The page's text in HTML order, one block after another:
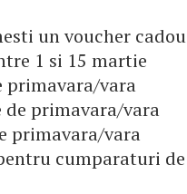
un voucher cadou
1 si 15 martie
primavara/vara
de primavara/vara
primavara/vara
cumparaturi de